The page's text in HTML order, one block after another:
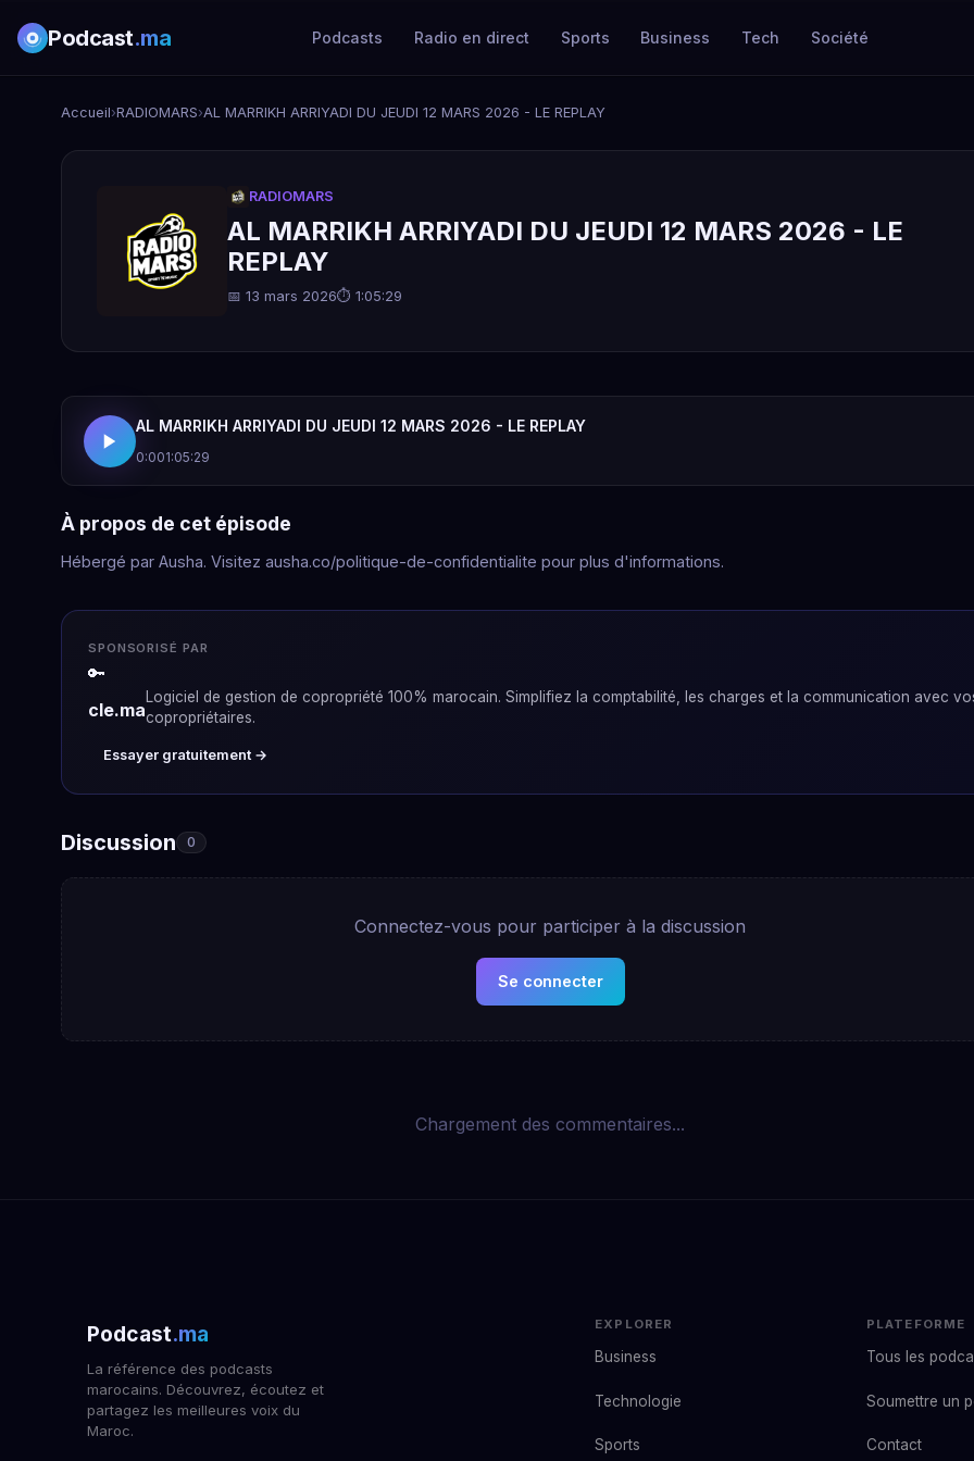
Podcast.ma Podcasts Radio en direct Sports Business Tech Société
Accueil›RADIOMARS›AL MARRIKH ARRIYADI DU JEUDI 12 MARS 2026 - LE REPLAY
RADIOMARS
AL MARRIKH ARRIYADI DU JEUDI 12 MARS 2026 - LE
REPLAY
📅 13 mars 2026⏱ 1:05:29
AL MARRIKH ARRIYADI DU JEUDI 12 MARS 2026 - LE REPLAY
0:001:05:29
À propos de cet épisode
Hébergé par Ausha. Visitez ausha.co/politique-de-confidentialite pour plus d'informations.
SPONSORISÉ PAR
🔑
cle.ma
Logiciel de gestion de copropriété 100% marocain. Simplifiez la comptabilité, les charges et la communication avec
copropriétaires.
Essayer gratuitement →
Discussion 0
Connectez-vous pour participer à la discussion
Se connecter
Chargement des commentaires...
Podcast.ma
La référence des podcasts
marocains. Découvrez, écoutez et
partagez les meilleures voix du
Maroc.
EXPLORER
Business
Technologie
Sports
PLATEFORME
Tous les
Soumettre un
Contact